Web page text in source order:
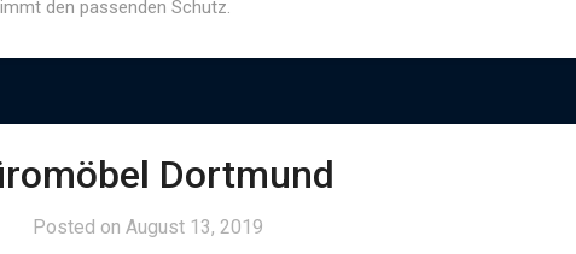
den passenden Schutz.
Dortmund
Posted on August 13, 2019